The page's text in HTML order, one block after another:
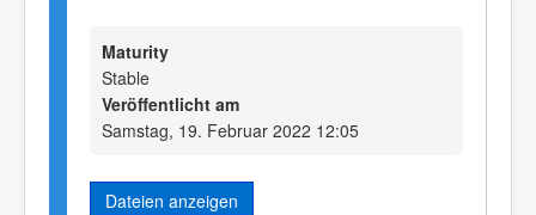
Maturity
Stable
Veröffentlicht am
Samstag, 19. Februar 2022 12:05
Dateien anzeigen